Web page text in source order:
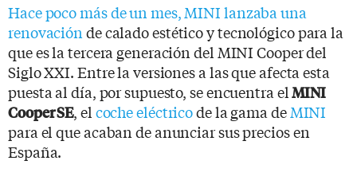
Hace poco más de un mes, MINI lanzaba una
renovaciónde calado estético y tecnológico para la
que es la tercera generación del MINI Cooper del
Siglo XXI. Entre la versiones a las que afecta esta
puesta al día, por supuesto, se encuentra el MINI
Cooper SE, el coche eléctricode la gama deMINI
para el que acaban de anunciar sus precios en
España.